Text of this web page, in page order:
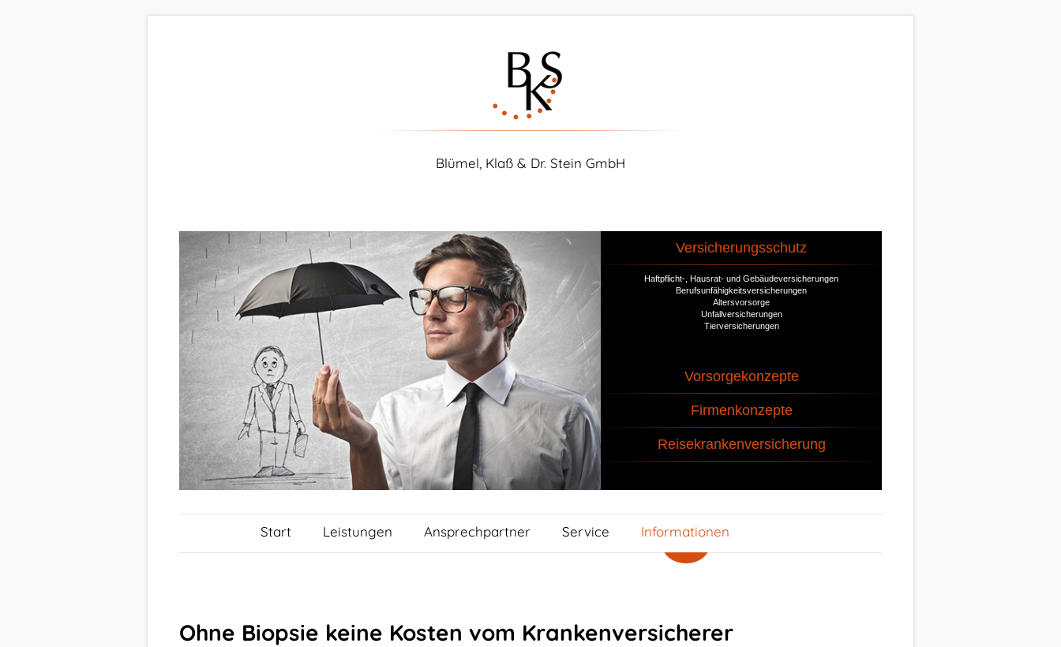
Blümel, Klaß & Dr. Stein GmbH
Versicherungsschutz
Haftpflicht-, Hausrat- und Gebäudeversicherungen
Berufsunfähigkeitsversicherungen
Altersvorsorge
Unfallversicherungen
Tierversicherungen
Vorsorgekonzepte
Firmenkonzepte
Reisekrankenversicherung
Start Leistungen Ansprechpartner Service Informationen
Ohne Biopsie keine Kosten vom Krankenversicherer